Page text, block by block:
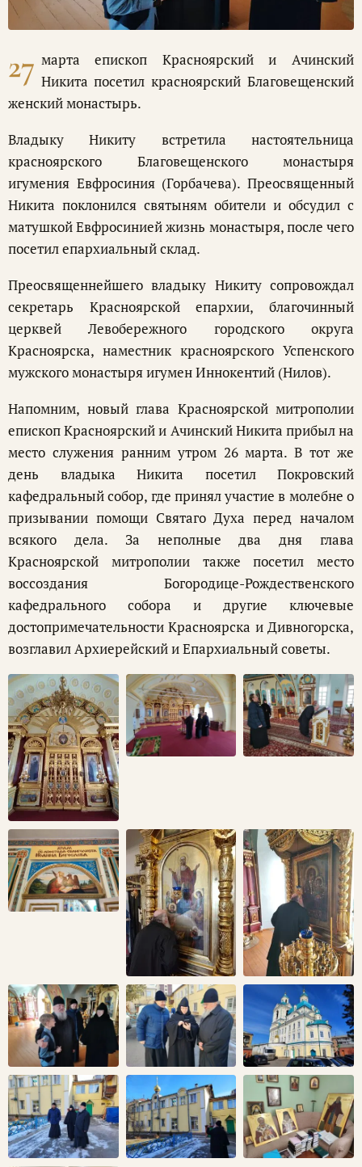
27 марта епископ Красноярский и Ачинский
Никита посетил красноярский Благовещенский
женский монастырь.
Владыку Никиту встретила настоятельница
красноярского Благовещенского монастыря
игумения Евфросиния (Горбачева). Преосвященный
Никита поклонился святыням обители и обсудил с
матушкой Евфросинией жизнь монастыря, после чего
посетил епархиальный склад.
Преосвященнейшего владыку Никиту сопровождал
секретарь Красноярской епархии, благочинный
церквей Левобережного городского округа
Красноярска, наместник красноярского Успенского
мужского монастыря игумен Иннокентий (Нилов).
Напомним, новый глава Красноярской митрополии
епископ Красноярский и Ачинский Никита прибыл на
место служения ранним утром 26 марта. В тот же
день владыка Никита посетил Покровский
кафедральный собор, где принял участие в молебне о
призывании помощи Святаго Духа перед началом
всякого дела. За неполные два дня глава
Красноярской митрополии также посетил место
воссоздания Богородице-Рождественского
кафедрального собора и другие ключевые
достопримечательности Красноярска и Дивногорска,
возглавил Архиерейский и Епархиальный советы.